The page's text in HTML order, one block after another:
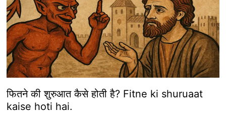
फितने की शुरुआत कैसे होती है? Fitne ki shuruaat
kaise hoti hai.